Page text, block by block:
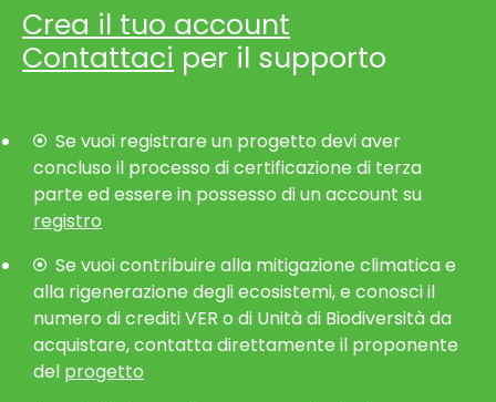
Crea il tuo account
Contattaci per il supporto
Se vuoi registrare un progetto devi aver
concluso il processo di certificazione di terza
parte ed essere in possesso di un account su
registro
Se vuoi contribuire alla mitigazione climatica e
alla rigenerazione degli ecosistemi, e conosci il
numero di crediti VER o di Unità di Biodiversità da
acquistare, contatta direttamente il proponente
del progetto